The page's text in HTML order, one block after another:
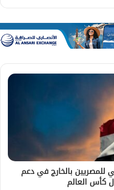
للمصريين بالخارج في دعم
كأس العالم